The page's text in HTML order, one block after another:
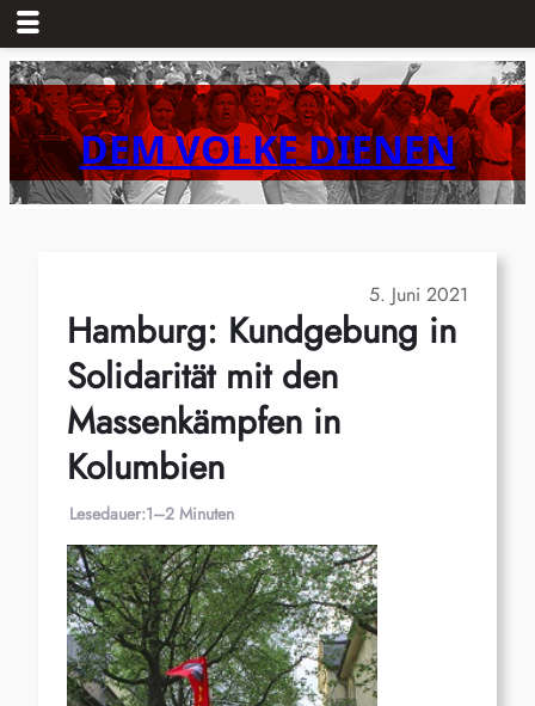
Zum
Inhalt
springenDEM VOLKE DIENEN
5. Juni 2021
Hamburg: Kundgebung in
Solidarität mit den
Massenkämpfen in
Kolumbien
Lesedauer:1–2 Minuten